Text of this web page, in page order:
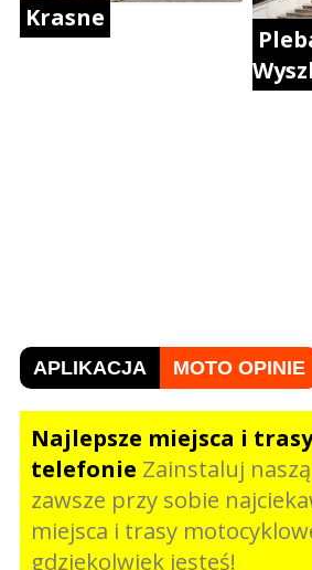
Krasne
APLIKACJA MOTO OPINIE
Najlepsze miejsca i
telefonie Zainstaluj
zawsze przy sobie
miejsca i trasy
gdziekolwiek jesteś!